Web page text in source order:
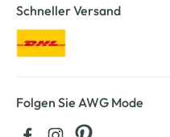
Schneller Versand
Folgen Sie AWG Mode